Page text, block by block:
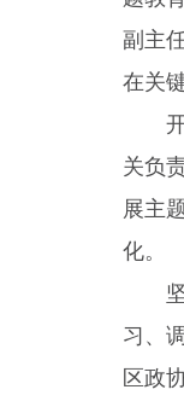
副主
在关
关负
展主
化。
习、
区政